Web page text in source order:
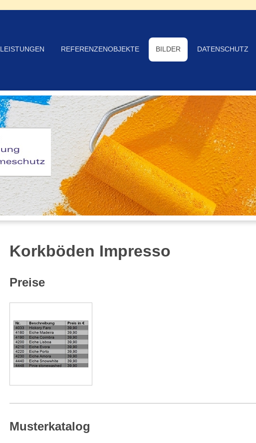
LEISTUNGEN REFERENZENOBJEKTE BILDER DATENSCHUTZ
Korkböden Impresso
Preise
Musterkatalog